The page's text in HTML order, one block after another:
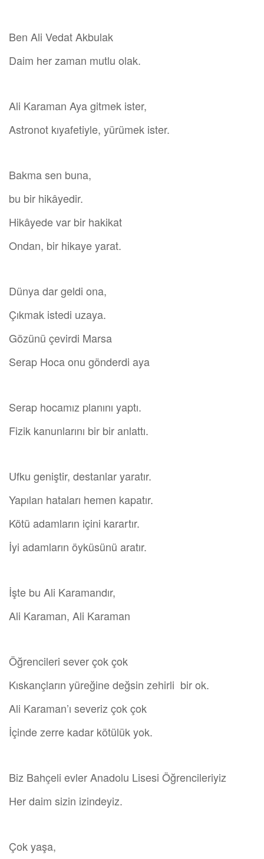
Ben Ali Vedat Akbulak
Daim her zaman mutlu olak.
Ali Karaman Aya gitmek ister,
Astronot kıyafetiyle, yürümek ister.
Bakma sen buna,
bu bir hikâyedir.
Hikâyede var bir hakikat
Ondan, bir hikaye yarat.
Dünya dar geldi ona,
Çıkmak istedi uzaya.
Gözünü çevirdi Marsa
Serap Hoca onu gönderdi aya
Serap hocamız planını yaptı.
Fizik kanunlarını bir bir anlattı.
Ufku geniştir, destanlar yaratır.
Yapılan hataları hemen kapatır.
Kötü adamların içini karartır.
İyi adamların öyküsünü aratır.
İşte bu Ali Karamandır,
Ali Karaman, Ali Karaman
Öğrencileri sever çok çok
Kıskançların yüreğine değsin zehirli bir ok.
Ali Karaman’ı severiz çok çok
İçinde zerre kadar kötülük yok.
Biz Bahçeli evler Anadolu Lisesi Öğrencileriyiz
Her daim sizin izindeyiz.
Çok yaşa,